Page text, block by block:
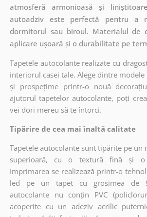
atmosferă armonioasă și
autoadziv este perfectă pentru a
dormitorul sau biroul. Materialul de
aplicare ușoară și o durabilitate pe
Tapetele autocolante realizate cu
interiorul casei tale. Alege dintre
și prospețime printr-o nouă
ajutorul tapetelor autocolante, poți
vei dori mereu să te întorci.
Tipărire de cea mai înaltă calitate
Tapetele autocolante sunt tipărite pe un
superioară, cu o textură fină și o
Imprimarea se realizează printr-o
led pe un tapet cu grosimea de
autocolante nu conțin PVC
acoperite cu un adeziv acrilic